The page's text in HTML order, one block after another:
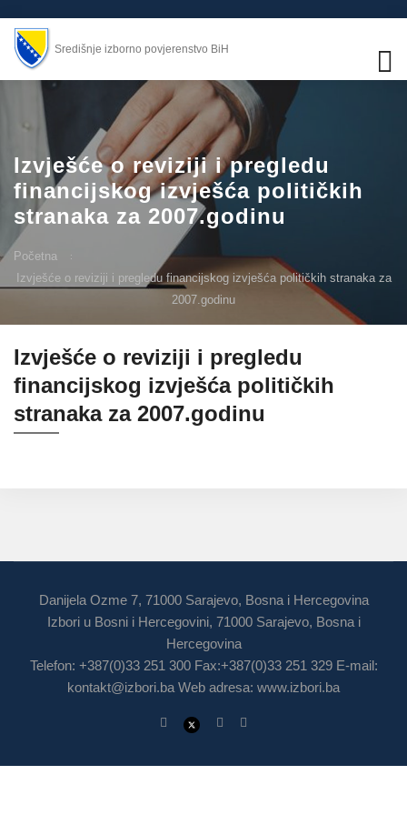
Središnje izborno povjerenstvo BiH
Izvješće o reviziji i pregledu
financijskog izvješća političkih
stranaka za 2007.godinu
Početna
Izvješće o reviziji i pregledu financijskog izvješća političkih stranaka za
2007.godinu
Izvješće o reviziji i pregledu
financijskog izvješća političkih
stranaka za 2007.godinu
Danijela Ozme 7, 71000 Sarajevo, Bosna i Hercegovina
Izbori u Bosni i Hercegovini, 71000 Sarajevo, Bosna i
Hercegovina
Telefon: +387(0)33 251 300 Fax:+387(0)33 251 329 E-mail:
kontakt@izbori.ba Web adresa: www.izbori.ba